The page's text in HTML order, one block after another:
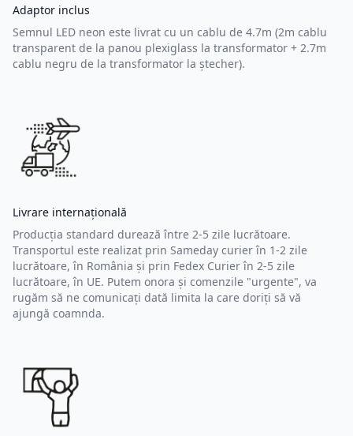
Adaptor inclus
Semnul LED neon este livrat cu un cablu de 4.7m (2m cablu
transparent de la panou plexiglass la transformator + 2.7m
cablu negru de la transformator la ștecher).
Livrare internațională
Producția standard durează între 2-5 zile lucrătoare.
Transportul este realizat prin Sameday curier în 1-2 zile
lucrătoare, în România și prin Fedex Curier în 2-5 zile
lucrătoare, în UE. Putem onora și comenzile "urgente", va
rugăm să ne comunicați dată limita la care doriți să vă
ajungă coamnda.